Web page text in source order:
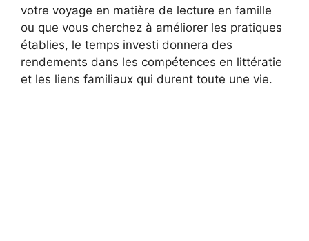
votre voyage en matière de lecture en famille
ou que vous cherchez à améliorer les pratiques
établies, le temps investi donnera des
rendements dans les compétences en littératie
et les liens familiaux qui durent toute une vie.